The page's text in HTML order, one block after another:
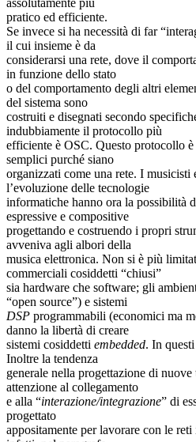
assolutamente più
pratico ed efficiente.
Se invece si ha necessità di far
il cui insieme è da
considerarsi una rete, dove il
in funzione dello stato
o del comportamento degli altri
del sistema sono
costruiti e disegnati secondo
indubbiamente il protocollo più
efficiente è OSC. Questo protocollo
semplici purché siano
organizzati come una rete. I musicisti
l’evoluzione delle tecnologie
informatiche hanno ora la possibilità
espressive e compositive
progettando e costruendo i propri
avveniva agli albori della
musica elettronica. Non si è più
commerciali cosiddetti “chiusi”
sia hardware che software; gli
“open source”) e sistemi
DSP programmabili (economici ma
danno la libertà di creare
sistemi cosiddetti embedded. In
Inoltre la tendenza
generale nella progettazione di
attenzione al collegamento
e alla “interazione/integrazione” di
progettato
appositamente per lavorare con le